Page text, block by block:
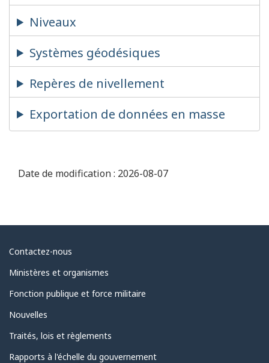
Niveaux
Systèmes géodésiques
Repères de nivellement
Exportation de données en masse
Date de modification : 2026-08-07
Au
sujet
du
gouvernement
Contactez-nous
Ministères et organismes
Fonction publique et force militaire
Nouvelles
Traités, lois et règlements
Rapports à l'échelle du gouvernement